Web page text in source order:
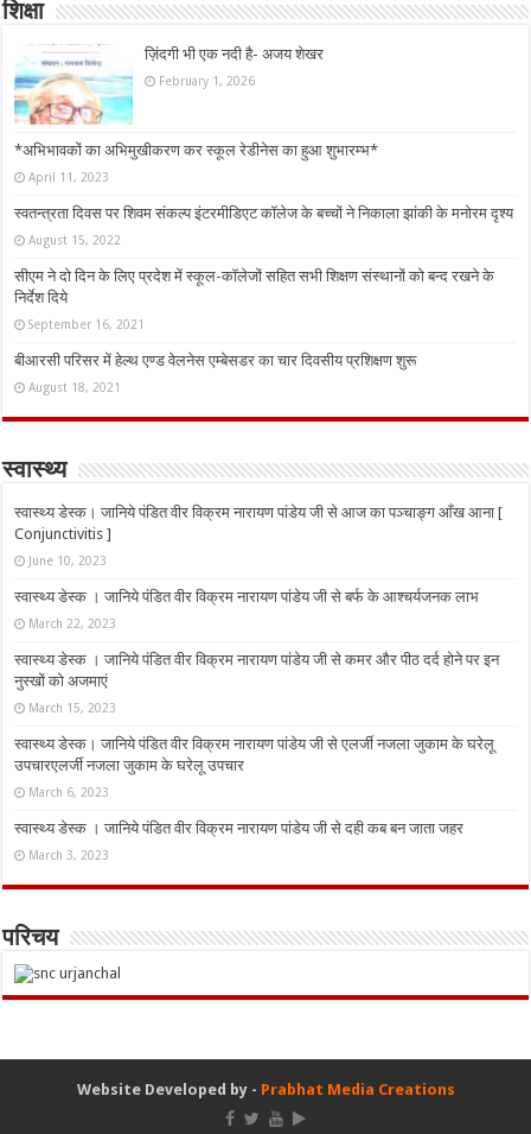
शिक्षा
ज़िंदगी भी एक नदी है- अजय शेखर
February 1, 2026
*अभिभावकों का अभिमुखीकरण कर स्कूल रेडीनेस का हुआ शुभारम्भ*
April 11, 2023
स्वतन्त्रता दिवस पर शिवम संकल्प इंटरमीडिएट कॉलेज के बच्चों ने निकाला झांकी के मनोरम दृश्य
August 15, 2022
सीएम ने दो दिन के लिए प्रदेश में स्कूल-कॉलेजों सहित सभी शिक्षण संस्थानों को बन्द रखने के
निर्देश दिये
September 16, 2021
बीआरसी परिसर में हेल्थ एण्ड वेलनेस एम्बेसडर का चार दिवसीय प्रशिक्षण शुरू
August 18, 2021
स्वास्थ्य
स्वास्थ्य डेस्क। जानिये पंडित वीर विक्रम नारायण पांडेय जी से आज का पञ्चाङ्ग आँख आना [
Conjunctivitis ]
June 10, 2023
स्वास्थ्य डेस्क । जानिये पंडित वीर विक्रम नारायण पांडेय जी से बर्फ के आश्चर्यजनक लाभ
March 22, 2023
स्वास्थ्य डेस्क । जानिये पंडित वीर विक्रम नारायण पांडेय जी से कमर और पीठ दर्द होने पर इन
नुस्‍खों को अजमाएं
March 15, 2023
स्वास्थ्य डेस्क। जानिये पंडित वीर विक्रम नारायण पांडेय जी से एलर्जी नजला जुकाम के घरेलू
उपचारएलर्जी नजला जुकाम के घरेलू उपचार
March 6, 2023
स्वास्थ्य डेस्क । जानिये पंडित वीर विक्रम नारायण पांडेय जी से दही कब बन जाता जहर
March 3, 2023
परिचय
Website Developed by - Prabhat Media Creations